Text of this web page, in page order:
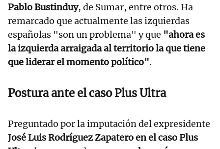
Pablo Bustinduy, de Sumar, entre otros. Ha
remarcado que actualmente las izquierdas
españolas "son un problema" y que "ahora es
la izquierda arraigada al territorio la que tiene
que liderar el momento político".
Postura ante el caso Plus Ultra
Preguntado por la imputación del expresidente
José Luis Rodríguez Zapatero en el caso Plus